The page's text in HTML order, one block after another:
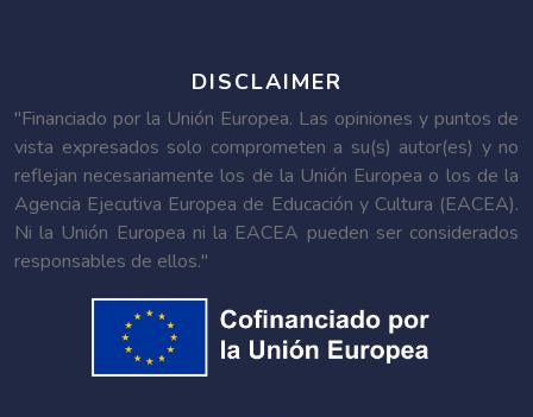
DISCLAIMER
"Financiado por la Unión Europea. Las opiniones y puntos de
vista expresados solo comprometen a su(s) autor(es) y no
reflejan necesariamente los de la Unión Europea o los de la
Agencia Ejecutiva Europea de Educación y Cultura (EACEA).
Ni la Unión Europea ni la EACEA pueden ser considerados
responsables de ellos."